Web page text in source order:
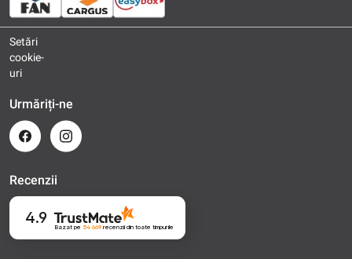
Setări
cookie-
uri
Urmăriți-ne
Recenzii
4.9
Bazat pe 54 669recenziidin toate timpurile